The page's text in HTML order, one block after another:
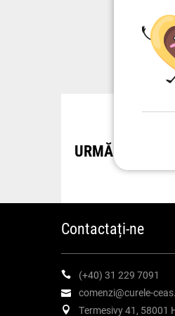
URMĂRIREA
Contactați-ne
(+40) 31 229 7091
comenzi@curele-
Termesivy 41, 58001